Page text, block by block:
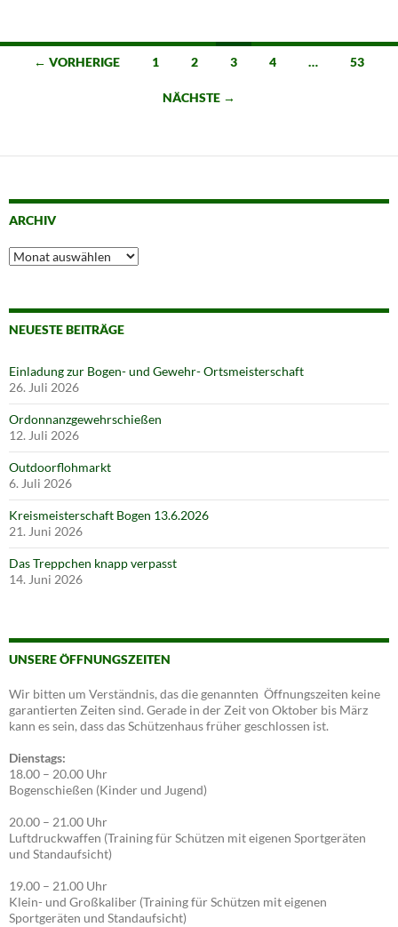
Beitragsnavigation
← VORHERIGE 1 2 3 4 … 53
NÄCHSTE →
ARCHIV
Archiv
NEUESTE BEITRÄGE
Einladung zur Bogen- und Gewehr- Ortsmeisterschaft
26. Juli 2026
Ordonnanzgewehrschießen
12. Juli 2026
Outdoorflohmarkt
6. Juli 2026
Kreismeisterschaft Bogen 13.6.2026
21. Juni 2026
Das Treppchen knapp verpasst
14. Juni 2026
UNSERE ÖFFNUNGSZEITEN
Wir bitten um Verständnis, das die genannten Öffnungszeiten keine
garantierten Zeiten sind. Gerade in der Zeit von Oktober bis März
kann es sein, dass das Schützenhaus früher geschlossen ist.
Dienstags:
18.00 – 20.00 Uhr
Bogenschießen (Kinder und Jugend)
20.00 – 21.00 Uhr
Luftdruckwaffen (Training für Schützen mit eigenen Sportgeräten
und Standaufsicht)
19.00 – 21.00 Uhr
Klein- und Großkaliber (Training für Schützen mit eigenen
Sportgeräten und Standaufsicht)